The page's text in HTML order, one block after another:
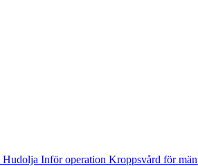
Hudolja Inför operation Kroppsvård för män